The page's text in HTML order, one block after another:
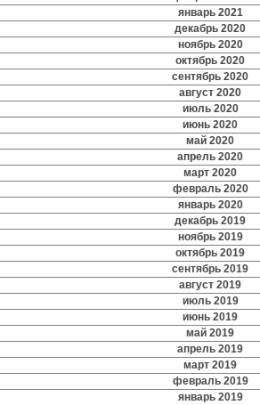
январь 2021
декабрь 2020
ноябрь 2020
октябрь 2020
сентябрь 2020
август 2020
июль 2020
июнь 2020
май 2020
апрель 2020
март 2020
февраль 2020
январь 2020
декабрь 2019
ноябрь 2019
октябрь 2019
сентябрь 2019
август 2019
июль 2019
июнь 2019
май 2019
апрель 2019
март 2019
февраль 2019
январь 2019